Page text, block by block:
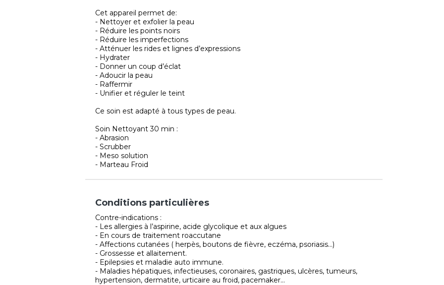
Cet appareil permet de:
- Nettoyer et exfolier la peau
- Réduire les points noirs
- Réduire les imperfections
- Atténuer les rides et lignes d’expressions
- Hydrater
- Donner un coup d’éclat
- Adoucir la peau
- Raffermir
- Unifier et réguler le teint
Ce soin est adapté à tous types de peau.
Soin Nettoyant 30 min :
- Abrasion
- Scrubber
- Meso solution
- Marteau Froid
Conditions particulières
Contre-indications :
- Les allergies à l’aspirine, acide glycolique et aux algues
- En cours de traitement roaccutane
- Affections cutanées ( herpès, boutons de fièvre, eczéma, psoriasis…)
- Grossesse et allaitement.
- Epilepsies et maladie auto immune.
- Maladies hépatiques, infectieuses, coronaires, gastriques, ulcères, tumeurs,
hypertension, dermatite, urticaire au froid, pacemaker…